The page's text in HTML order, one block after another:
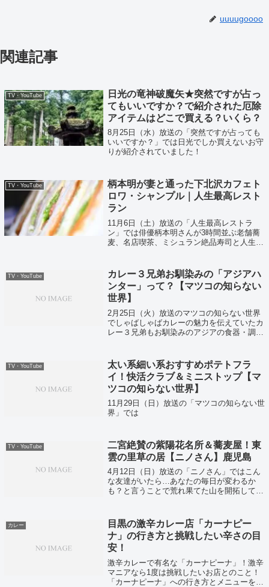
uuuugoooo
関連記事
TV・YouTube
日光の竜神破魔矢★突然ですが占っ
てもいいですか？で紹介された厄除
アイテムはどこで買える？いくら？
8月25日（水）放送の「突然ですが占っても
いいですか？」では日光でしか買えないお守
りが紹介されていました！
TV・YouTube
柄本明が妻と通った下北沢カフェト
ロワ・シャンプル｜人生最高レスト
ラン
11月6日（土）放送の「人生最高レストラ
ン」では俳優柄本明さんが3時間並ぶ老舗蕎
麦、名店喫茶、ミシュラン絶品寿司と人生の
TV・YouTube
カレー３兄弟お馴染みの「アジアハ
ンター」って？【マツコの知らない
世界】
2月25日（火）放送のマツコの知らない世界
でしゃばしゃばカレーの魅力を伝えていたカ
レー３兄弟もお馴染みのアジアの食器・調理
TV・YouTube
太い系細い系おすすめポテトフラ
イ！快活クラブ＆ミニストップ【マ
ツコの知らない世界】
11月29日（日）放送の「マツコの知らない世
界」では
TV・YouTube
二宮絶賛の紫陽花名所＆蕎麦屋！東
雲の里草の居【ニノさん】鹿児島
4月12日（日）放送の「ニノさん」ではこん
な友達がいたら…あなたの毎日が変わるか
も？と言うことで荒れ果てた山を開拓して蕎
カレー
目黒の激辛カレー店「カーナピー
ナ」の行き方と挑戦したい辛さの目
安！
激辛カレーで有名な「カーナピーナ」！激辛
マニアなら1度は挑戦したいお店とのこと！
「カーナピーナ」への行き方とメニューをご